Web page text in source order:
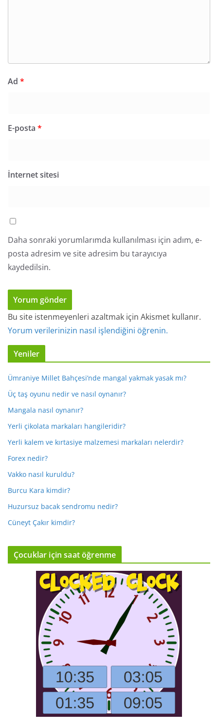
Ad *
E-posta *
İnternet sitesi
Daha sonraki yorumlarımda kullanılması için adım, e-
posta adresim ve site adresim bu tarayıcıya
kaydedilsin.
Bu site istenmeyenleri azaltmak için Akismet kullanır.
Yorum verilerinizin nasıl işlendiğini öğrenin.
Yeniler
Ümraniye Millet Bahçesi’nde mangal yakmak yasak mı?
Üç taş oyunu nedir ve nasıl oynanır?
Mangala nasıl oynanır?
Yerli çikolata markaları hangileridir?
Yerli kalem ve kırtasiye malzemesi markaları nelerdir?
Forex nedir?
Vakko nasıl kuruldu?
Burcu Kara kimdir?
Huzursuz bacak sendromu nedir?
Cüneyt Çakır kimdir?
Çocuklar için saat öğrenme